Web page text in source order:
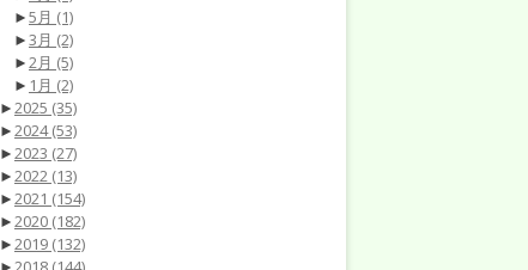
►5月 (1)
►3月 (2)
►2月 (5)
► 1月 (2)
►2025 (35)
►2024(53)
►2023 (27)
►2022 (13)
►2021 (154)
►2020 (182)
►2019 (132)